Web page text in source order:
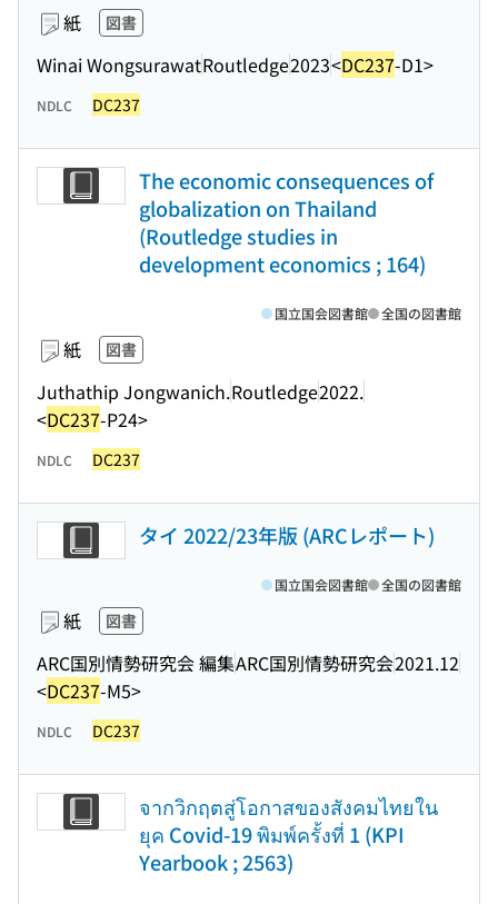
紙 図書
Winai WongsurawatRoutledge2023<DC237-D1>
NDLC DC237
The economic consequences of
globalization on Thailand
(Routledge studies in
development economics ; 164)
紙 図書
Juthathip Jongwanich.Routledge2022.
<DC237-P24>
国立国会図書館 全国の図書館
NDLC DC237
タイ 2022/23年版 (ARCレポート)
紙 図書
ARC国別情勢研究会 編集ARC国別情勢研究会2021.12
<DC237-M5>
国立国会図書館 全国の図書館
NDLC DC237
จากวิกฤตสู่โอกาสของสังคมไทยใน
ยุค Covid-19 พิมพ์ครั้งที่ 1 (KPI
Yearbook ; 2563)